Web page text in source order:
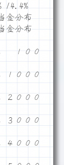
14.4%
金分布
金分布
１００
１０００
２０００
３０００
０００